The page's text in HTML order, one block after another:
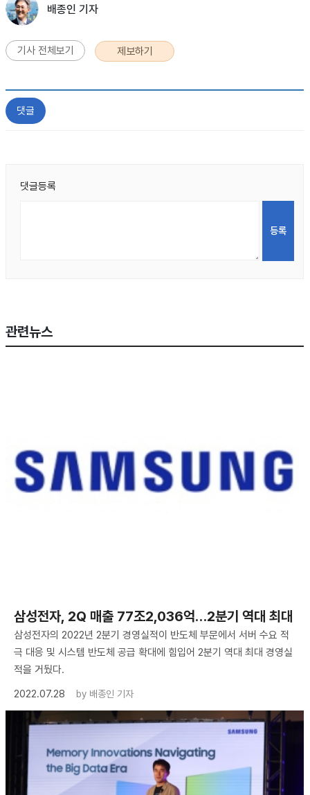
배종인 기자
기사 전체보기 제보하기
댓글
댓글등록
관련뉴스
삼성전자, 2Q 매출 77조2,036억…2분기 역대 최대
삼성전자의 2022년 2분기 경영실적이 반도체 부문에서 서버 수요 적
극 대응 및 시스템 반도체 공급 확대에 힘입어 2분기 역대 최대 경영실
적을 거뒀다.
2022.07.28
by 배종인 기자